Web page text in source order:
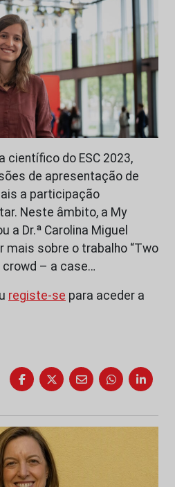
científico do ESC 2023,
de apresentação de
a participação
Neste âmbito, a My
a Dr.ª Carolina Miguel
mais sobre o trabalho “Two
crowd – a case…
registe-se para aceder a